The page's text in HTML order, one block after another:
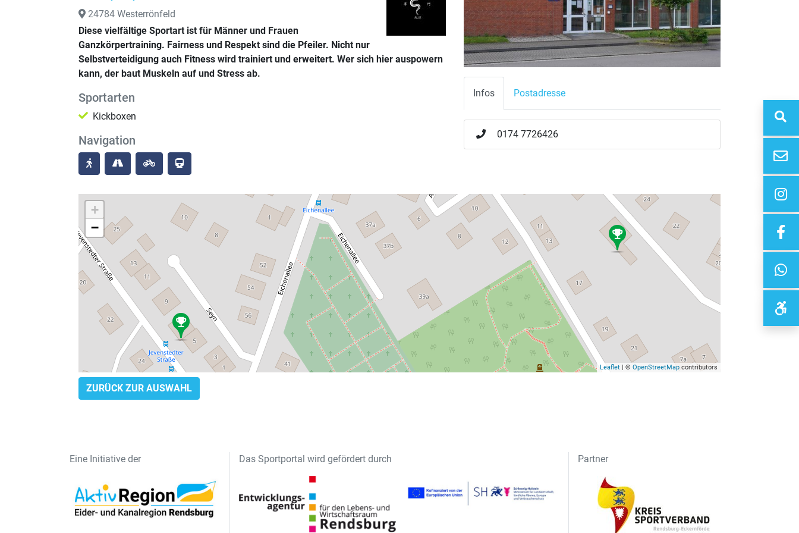
24784 Westerrönfeld
Diese vielfältige Sportart ist für Männer und Frauen
Ganzkörpertraining. Fairness und Respekt sind die Pfeiler. Nicht nur
Selbstverteidigung auch Fitness wird trainiert und erweitert. Wer sich hier auspowern
kann, der baut Muskeln auf und Stress ab.
Sportarten
Kickboxen
Navigation
Infos Postadresse
0174 7726426
+
−
Leaflet | © OpenStreetMap contributors
ZURÜCK ZUR AUSWAHL
Eine Initiative der Das Sportportal wird gefördert durch Partner